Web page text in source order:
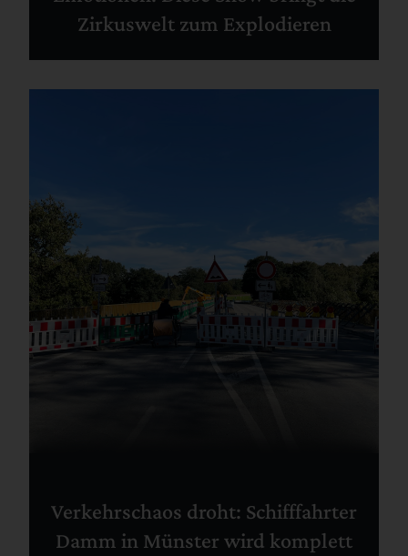
Zirkuswelt zum Explodieren
Verkehrschaos droht: Schifffahrter
Damm in Münster wird komplett